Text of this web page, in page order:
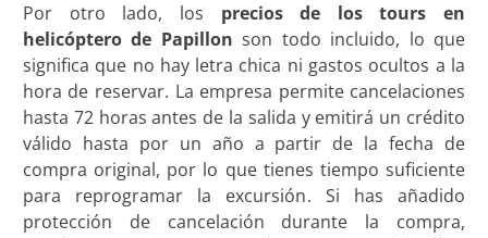
Por otro lado, los precios de los tours en
helicóptero de Papillonson todo incluido, lo que
significa que no hay letra chica ni gastos ocultos a la
hora de reservar. La empresa permite cancelaciones
hasta 72 horas antes de la salida y emitirá un crédito
válido hasta por un año a partir de la fecha de
compra original, por lo que tienes tiempo suficiente
para reprogramar la excursión. Si has añadido
protección de cancelación durante la compra,